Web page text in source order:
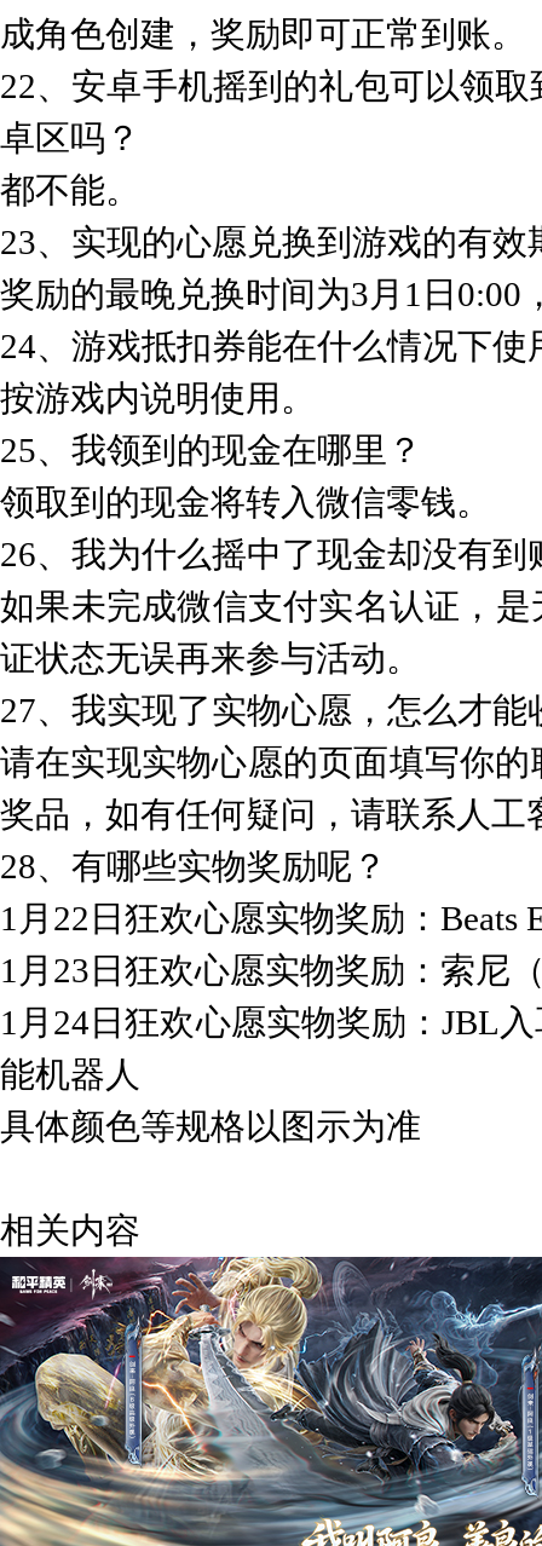
成角色创建，奖励即可正常到账。
22、安卓手机摇到的礼包可以领
卓区吗？
都不能。
23、实现的心愿兑换到游戏的有效
奖励的最晚兑换时间为3月1日0:00
24、游戏抵扣券能在什么情况下使
按游戏内说明使用。
25、我领到的现金在哪里？
领取到的现金将转入微信零钱。
26、我为什么摇中了现金却没有到
如果未完成微信支付实名认证，
证状态无误再来参与活动。
27、我实现了实物心愿，怎么才能
请在实现实物心愿的页面填写你
奖品，如有任何疑问，请联系人工
28、有哪些实物奖励呢？
1月22日狂欢心愿实物奖励：Beats
1月23日狂欢心愿实物奖励：索尼
1月24日狂欢心愿实物奖励：JBL
能机器人
具体颜色等规格以图示为准
相关内容